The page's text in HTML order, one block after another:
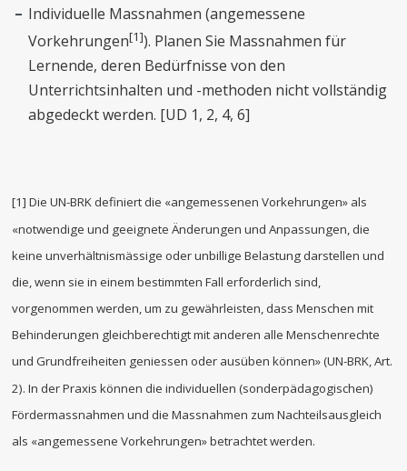
Individuelle Massnahmen (angemessene
Vorkehrungen[1]). Planen Sie Massnahmen für
Lernende, deren Bedürfnisse von den
Unterrichtsinhalten und -methoden nicht vollständig
abgedeckt werden. [UD 1, 2, 4, 6]
[1] Die UN-BRK definiert die «angemessenen Vorkehrungen» als
«notwendige und geeignete Änderungen und Anpassungen, die
keine unverhältnismässige oder unbillige Belastung darstellen und
die, wenn sie in einem bestimmten Fall erforderlich sind,
vorgenommen werden, um zu gewährleisten, dass Menschen mit
Behinderungen gleichberechtigt mit anderen alle Menschenrechte
und Grundfreiheiten geniessen oder ausüben können» (UN-BRK, Art.
2). In der Praxis können die individuellen (sonderpädagogischen)
Fördermassnahmen und die Massnahmen zum Nachteilsausgleich
als «angemessene Vorkehrungen» betrachtet werden.